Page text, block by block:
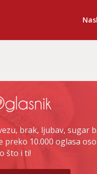
brak, ljubav, sugar
preko 10.000 oglasa
što i ti!